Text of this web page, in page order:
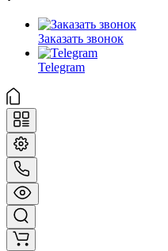
Заказать звонок
Telegram